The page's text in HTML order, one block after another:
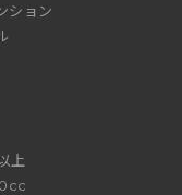
ション
上